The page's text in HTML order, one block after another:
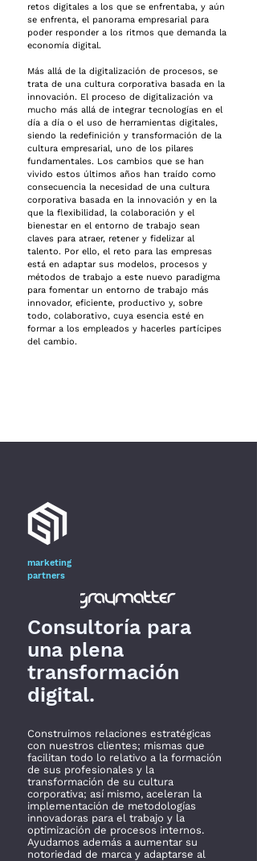
retos digitales a los que se enfrentaba, y aún
se enfrenta, el panorama empresarial para
poder responder a los ritmos que demanda la
economía digital.
Más allá de la digitalización de procesos, se
trata de una cultura corporativa basada en la
innovación. El proceso de digitalización va
mucho más allá de integrar tecnologías en el
día a día o el uso de herramientas digitales,
siendo la redefinición y transformación de la
cultura empresarial, uno de los pilares
fundamentales. Los cambios que se han
vivido estos últimos años han traído como
consecuencia la necesidad de una cultura
corporativa basada en la innovación y en la
que la flexibilidad, la colaboración y el
bienestar en el entorno de trabajo sean
claves para atraer, retener y fidelizar al
talento. Por ello, el reto para las empresas
está en adaptar sus modelos, procesos y
métodos de trabajo a este nuevo paradigma
para fomentar un entorno de trabajo más
innovador, eficiente, productivo y, sobre
todo, colaborativo, cuya esencia esté en
formar a los empleados y hacerles partícipes
del cambio.
marketing
partners
Consultoría para
una plena
transformación
digital.
Construimos relaciones estratégicas
con nuestros clientes; mismas que
facilitan todo lo relativo a la formación
de sus profesionales y la
transformación de su cultura
corporativa; así mismo, aceleran la
implementación de metodologías
innovadoras para el trabajo y la
optimización de procesos internos.
Ayudamos además a aumentar su
notoriedad de marca y adaptarse al